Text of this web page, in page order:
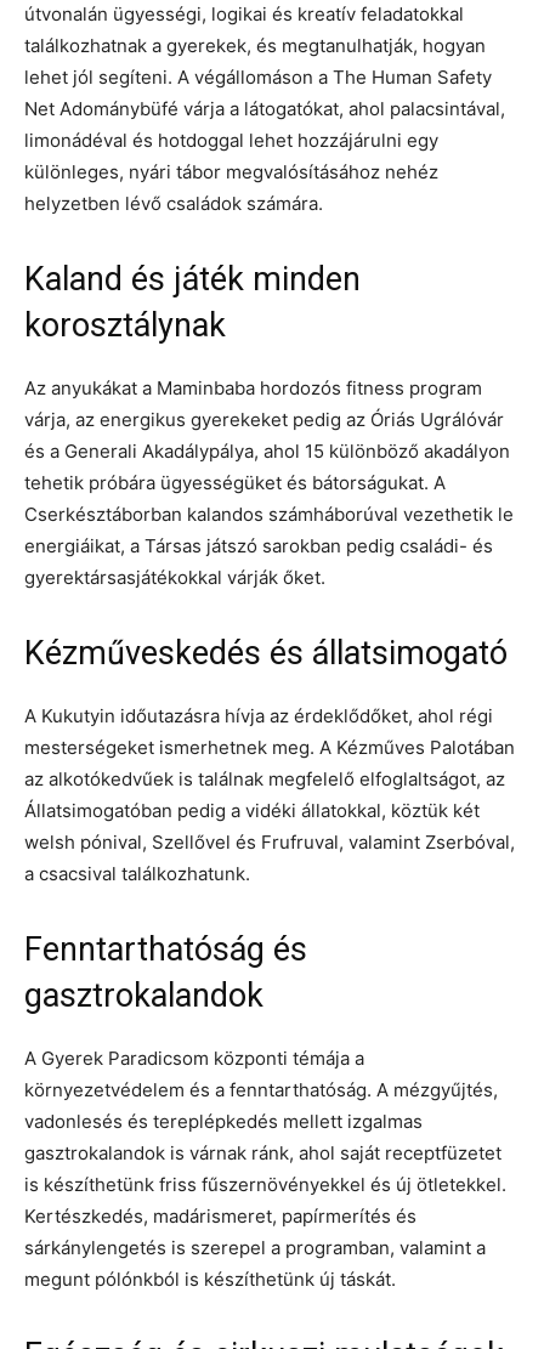
útvonalán ügyességi, logikai és kreatív feladatokkal
találkozhatnak a gyerekek, és megtanulhatják, hogyan
lehet jól segíteni. A végállomáson a The Human Safety
Net Adománybüfé várja a látogatókat, ahol palacsintával,
limonádéval és hotdoggal lehet hozzájárulni egy
különleges, nyári tábor megvalósításához nehéz
helyzetben lévő családok számára.
Kaland és játék minden
korosztálynak
Az anyukákat a Maminbaba hordozós fitness program
várja, az energikus gyerekeket pedig az Óriás Ugrálóvár
és a Generali Akadálypálya, ahol 15 különböző akadályon
tehetik próbára ügyességüket és bátorságukat. A
Cserkésztáborban kalandos számháborúval vezethetik le
energiáikat, a Társas játszó sarokban pedig családi- és
gyerektársasjátékokkal várják őket.
Kézműveskedés és állatsimogató
A Kukutyin időutazásra hívja az érdeklődőket, ahol régi
mesterségeket ismerhetnek meg. A Kézműves Palotában
az alkotókedvűek is találnak megfelelő elfoglaltságot, az
Állatsimogatóban pedig a vidéki állatokkal, köztük két
welsh pónival, Szellővel és Frufruval, valamint Zserbóval,
a csacsival találkozhatunk.
Fenntarthatóság és
gasztrokalandok
A Gyerek Paradicsom központi témája a
környezetvédelem és a fenntarthatóság. A mézgyűjtés,
vadonlesés és tereplépkedés mellett izgalmas
gasztrokalandok is várnak ránk, ahol saját receptfüzetet
is készíthetünk friss fűszernövényekkel és új ötletekkel.
Kertészkedés, madárismeret, papírmerítés és
sárkánylengetés is szerepel a programban, valamint a
megunt pólónkból is készíthetünk új táskát.